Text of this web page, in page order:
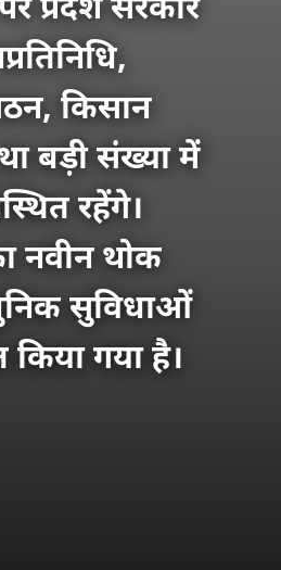
प्रदेश सरकार
किसान
बड़ी संख्या में
रहेंगे।
नवीन थोक
सुविधाओं
गया है।